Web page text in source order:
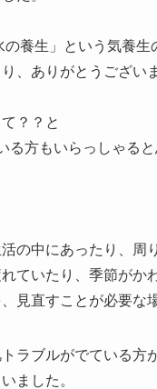
養生」という気養生
、ありがとうござい
？？と
る方もいらっしゃると
の中にあったり、周
ていたり、季節がか
見直すことが必要な
ラブルがでている方
ました。